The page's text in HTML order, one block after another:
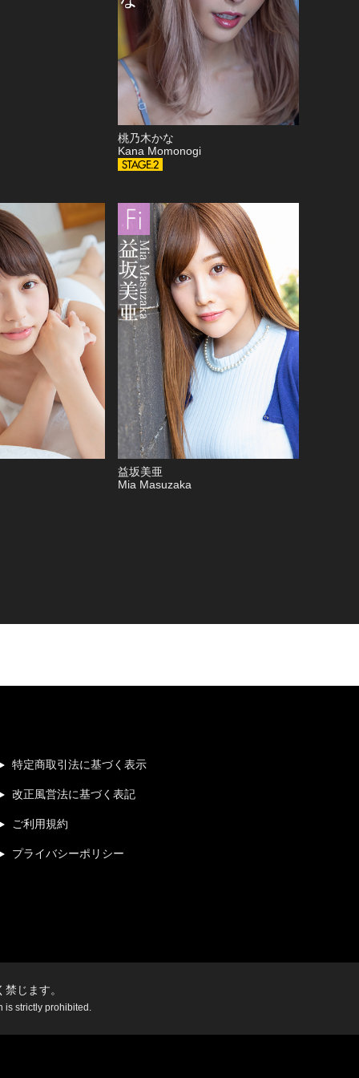
桃乃木かな
Kana Momonogi
益坂美亜
Mia Masuzaka
特定商取引法に基づく表示
改正風営法に基づく表記
ご利用規約
プライバシーポリシー
じます。
is strictly prohibited.